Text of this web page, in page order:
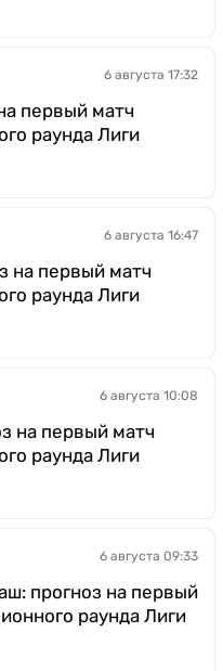
6 августа 17:32
первый матч
раунда Лиги
6 августа 16:47
на первый матч
раунда Лиги
6 августа 10:08
на первый матч
раунда Лиги
6 августа 09:33
прогноз на первый
раунда Лиги